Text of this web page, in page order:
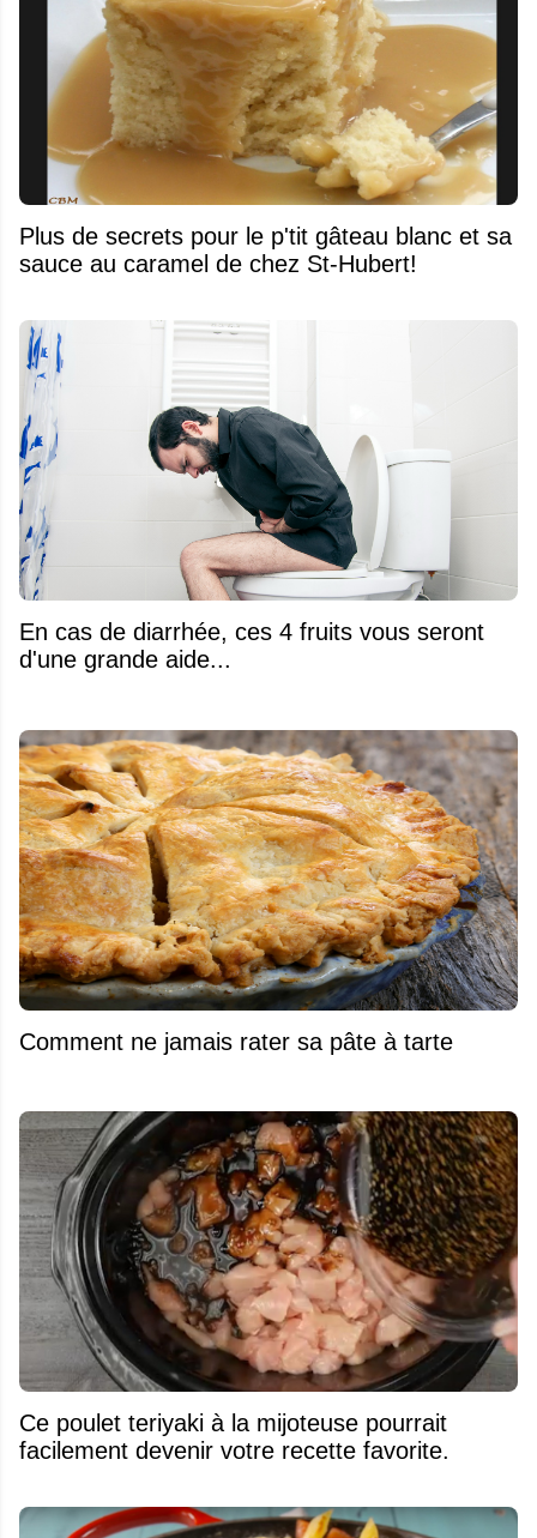
Plus de secrets pour le p'tit gâteau blanc et sa
sauce au caramel de chez St-Hubert!
En cas de diarrhée, ces 4 fruits vous seront
d'une grande aide...
Comment ne jamais rater sa pâte à tarte
Ce poulet teriyaki à la mijoteuse pourrait
facilement devenir votre recette favorite.